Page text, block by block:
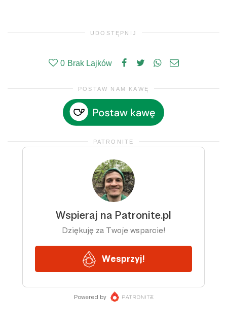
UDOSTĘPNIJ
0 Brak Lajków
POSTAW NAM KAWĘ
PATRONITE